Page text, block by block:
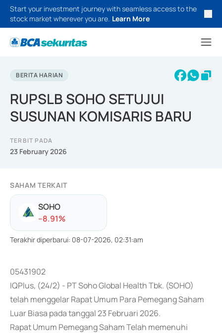
Start your investment journey with seamless access to the
stock market wherever you are. Learn More
BERITA HARIAN
RUPSLB SOHO SETUJUI
SUSUNAN KOMISARIS BARU
TERBIT PADA
23 February 2026
SAHAM TERKAIT
SOHO
--8.91%
Terakhir diperbarui: 08-07-2026, 02:31:am
05431902
IQPlus, (24/2) - PT Soho Global Health Tbk. (SOHO)
telah menggelar Rapat Umum Para Pemegang Saham
Luar Biasa pada tanggal 23 Februari 2026.
Rapat Umum Pemegang Saham Telah memenuhi